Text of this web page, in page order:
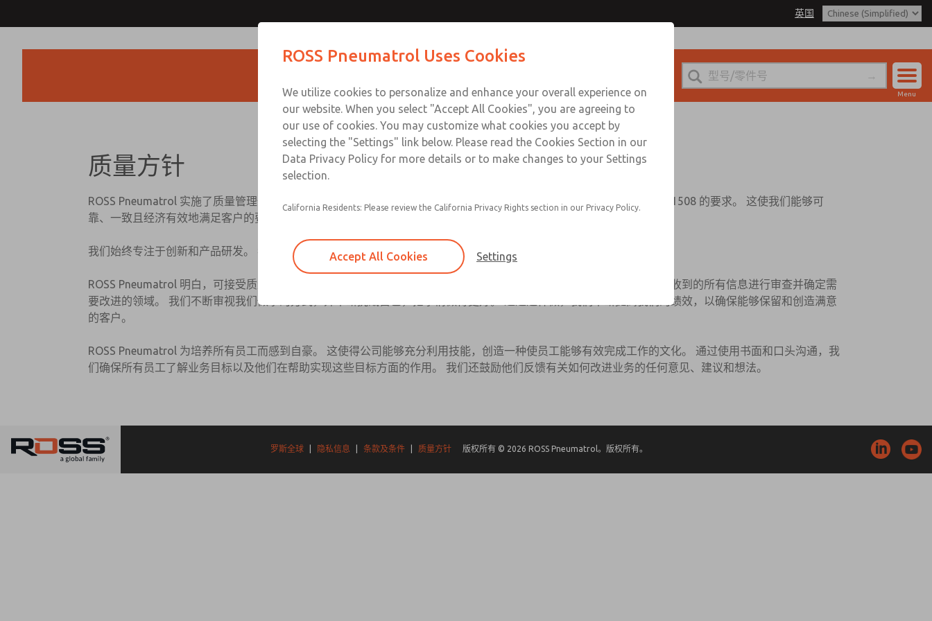
英国
登录
Menu
质量方针
ROSS Pneumatrol 实施了质量管理体系，符合 ISO 9001、ATEX 指令 94/9/EC、ISO/IEC 80079-34 和功能安全标准 IEC61508 的要求。 这使我们能够可
靠、一致且经济有效地满足客户的要求和期望。
我们始终专注于创新和产品研发。 我们开发和制造了一系列用于危险和非危险区域的气动解决方案，以满足客户的需求
ROSS Pneumatrol 明白，可接受质量的唯一真正衡量标准是通过衡量客户满意度。 作为衡量过程的一部分，我们确保对收到的所有信息进行审查并确定需
要改进的领域。 我们不断审视我们做事的方式，并不断挑战自己，把事情做得更好。 通过这样做，我们不断提高我们的绩效，以确保能够保留和创造满意
的客户。
ROSS Pneumatrol 为培养所有员工而感到自豪。 这使得公司能够充分利用技能，创造一种使员工能够有效完成工作的文化。 通过使用书面和口头沟通，我
们确保所有员工了解业务目标以及他们在帮助实现这些目标方面的作用。 我们还鼓励他们反馈有关如何改进业务的任何意见、建议和想法。
罗斯全球 隐私信息 条款及条件 质量方针 版权所有 © 2026 ROSS Pneumatrol。版权所有。
ROSS Pneumatrol Uses Cookies
We utilize cookies to personalize and enhance your overall experience on
our website. When you select "Accept All Cookies", you are agreeing to
our use of cookies. You may customize what cookies you accept by
selecting the "Settings" link below. Please read the Cookies Section in our
Data Privacy Policy for more details or to make changes to your Settings
selection.
California Residents: Please review the California Privacy Rights section in our Privacy Policy.
Accept All Cookies Settings